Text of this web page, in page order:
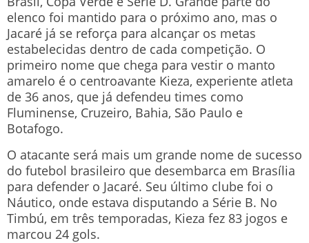
elenco foi mantido para o próximo ano, mas o
Jacaré já se reforça para alcançar os metas
estabelecidas dentro de cada competição. O
primeiro nome que chega para vestir o manto
amarelo é o centroavante Kieza, experiente atleta
de 36 anos, que já defendeu times como
Fluminense, Cruzeiro, Bahia, São Paulo e
Botafogo.
O atacante será mais um grande nome de sucesso
do futebol brasileiro que desembarca em Brasília
para defender o Jacaré. Seu último clube foi o
Náutico, onde estava disputando a Série B. No
Timbú, em três temporadas, Kieza fez 83 jogos e
marcou 24 gols.